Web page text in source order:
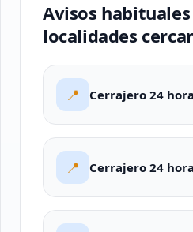
Avisos habituales
localidades
📍 Cerrajero 24
📍 Cerrajero 24